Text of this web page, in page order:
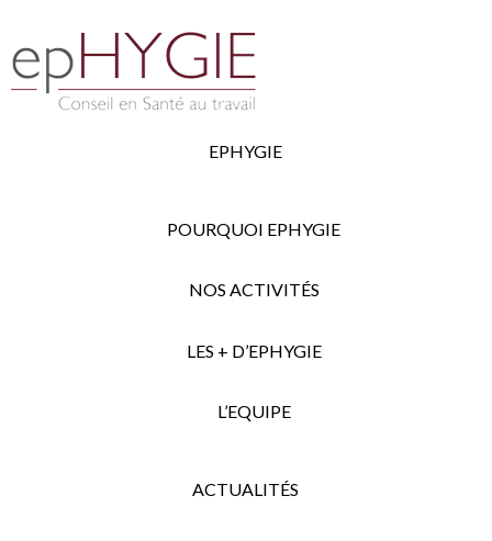
EPHYGIE
POURQUOI EPHYGIE
NOS ACTIVITÉS
LES + D’EPHYGIE
L’EQUIPE
ACTUALITÉS